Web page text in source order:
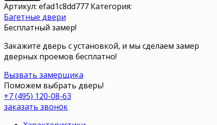
Артикул: efad1c8dd777 Категория:
Багетные двери
Бесплатный замер!
Закажите дверь с установкой, и мы сделаем замер
дверных проемов бесплатно!
Вызвать замерщика
Поможем выбрать дверь!
+7 (495) 120-08-63
заказать звонок